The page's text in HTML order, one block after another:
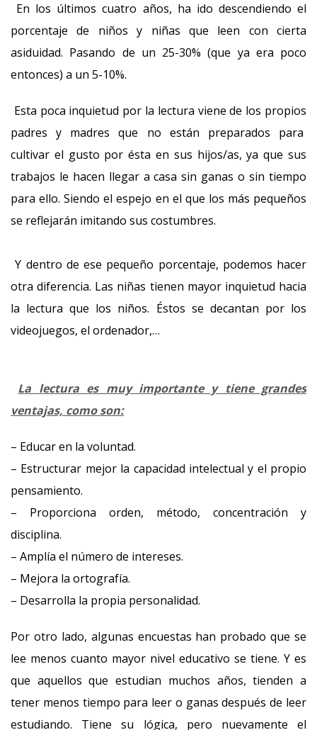
En los últimos cuatro años, ha ido descendiendo el
porcentaje de niños y niñas que leen con cierta
asiduidad. Pasando de un 25-30% (que ya era poco
entonces) a un 5-10%.
Esta poca inquietud por la lectura viene de los propios
padres y madres que no están preparados para
cultivar el gusto por ésta en sus hijos/as, ya que sus
trabajos le hacen llegar a casa sin ganas o sin tiempo
para ello. Siendo el espejo en el que los más pequeños
se reflejarán imitando sus costumbres.
Y dentro de ese pequeño porcentaje, podemos hacer
otra diferencia. Las niñas tienen mayor inquietud hacia
la lectura que los niños. Éstos se decantan por los
videojuegos, el ordenador,…
La lectura es muy importante y tiene grandes
ventajas, como son:
– Educar en la voluntad.
– Estructurar mejor la capacidad intelectual y el propio
pensamiento.
– Proporciona orden, método, concentración y
disciplina.
– Amplía el número de intereses.
– Mejora la ortografía.
– Desarrolla la propia personalidad.
Por otro lado, algunas encuestas han probado que se
lee menos cuanto mayor nivel educativo se tiene. Y es
que aquellos que estudian muchos años, tienden a
tener menos tiempo para leer o ganas después de leer
estudiando. Tiene su lógica, pero nuevamente el